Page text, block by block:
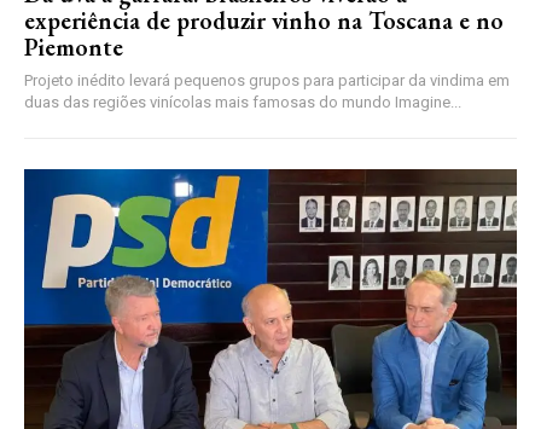
experiência de produzir vinho na Toscana e no
Piemonte
Projeto inédito levará pequenos grupos para participar da vindima em
duas das regiões vinícolas mais famosas do mundo Imagine...